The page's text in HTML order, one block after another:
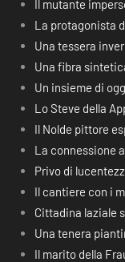
Il mutante
La protagonista
Una tessera
Una fibra
Un insieme di
Lo Steve della
Il Nolde pittore
La connessione
Privo di
Il cantiere con i
Cittadina laziale
Una tenera
Il marito della